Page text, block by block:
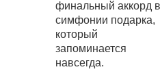
финальный аккорд в
симфонии подарка,
который
запоминается
навсегда.